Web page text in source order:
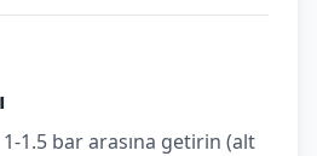
1-1.5 bar arasına getirin (alt